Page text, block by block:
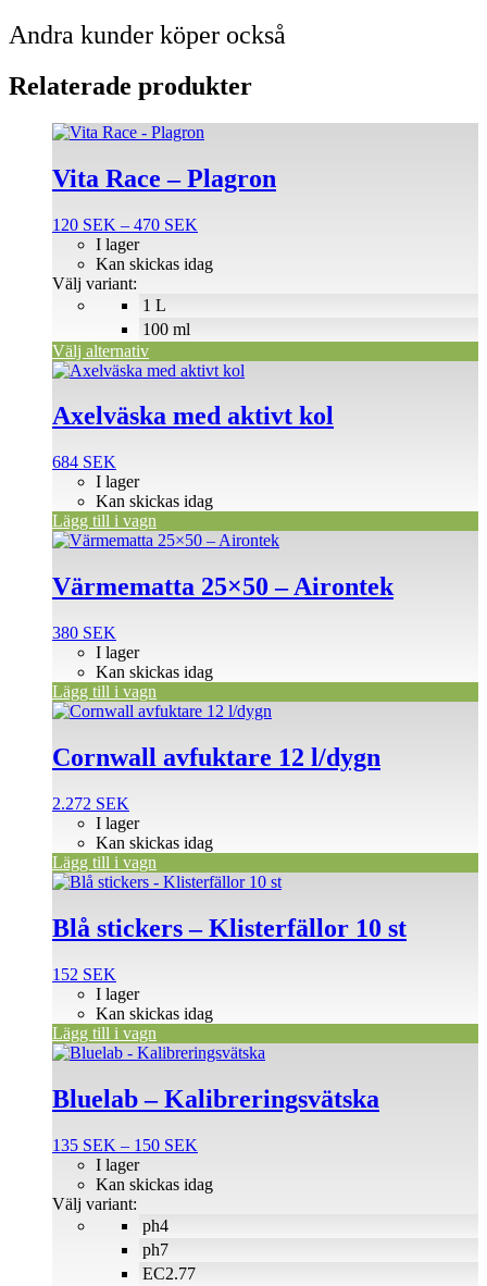
Andra kunder köper också
Relaterade produkter
Vita Race – Plagron
120 SEK – 470 SEK
till
1 L
100 ml
I lager
Kan skickas idag
Välj variant:
Välj alternativ
Den
produkten
har
varianter.
olika
alternativen
på
produktsidan
Axelväska med aktivt kol
684 SEK
I lager
Kan skickas idag
Lägg till i vagn
Värmematta 25×50 – Airontek
380 SEK
I lager
Kan skickas idag
Lägg till i vagn
Cornwall avfuktare 12 l/dygn
2.272 SEK
I lager
Kan skickas idag
Lägg till i vagn
Blå stickers – Klisterfällor 10 st
152 SEK
I lager
Kan skickas idag
Lägg till i vagn
Bluelab – Kalibreringsvätska
135 SEK – 150 SEK
till
ph4
ph7
EC2.77
I lager
Kan skickas idag
Välj variant:
Den
produkten
har
varianter.
olika
alternativen